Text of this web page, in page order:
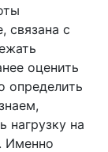
связана с
оценить
определить
нагрузку на
Именно